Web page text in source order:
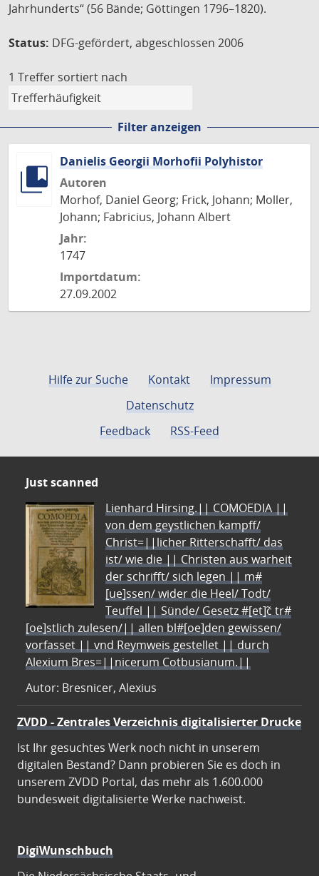
Jahrhunderts“ (56 Bände; Göttingen 1796–1820).
Status: DFG-gefördert, abgeschlossen 2006
1 Treffer sortiert nach
Filter anzeigen
Danielis Georgii Morhofii Polyhistor
Autoren
Morhof, Daniel Georg; Frick, Johann; Moller,
Johann; Fabricius, Johann Albert
Jahr:
1747
Importdatum:
27.09.2002
Hilfe zur Suche Kontakt
Impressum
Datenschutz
Feedback
RSS-Feed
Just scanned
Lienhard Hirsing.|| COMOEDIA ||
von dem geystlichen kampff/
Christ=||licher Ritterschafft/ das
ist/ wie die || Christen aus warheit
der schrifft/ sich legen || m#
[ue]ssen/ wider die Heel/ Todt/
Teuffel || Sünde/ Gesetz #[et]c̃ tr#
[oe]stlich zulesen/|| allen bl#[oe]den gewissen/
vorfasset || vnd Reymweis gestellet || durch
Alexium Bres=||nicerum Cotbusianum.||
Autor: Bresnicer, Alexius
ZVDD - Zentrales Verzeichnis digitalisierter Drucke
Ist Ihr gesuchtes Werk noch nicht in unserem
digitalen Bestand? Dann probieren Sie es doch in
unserem ZVDD Portal, das mehr als 1.600.000
bundesweit digitalisierte Werke nachweist.
DigiWunschbuch